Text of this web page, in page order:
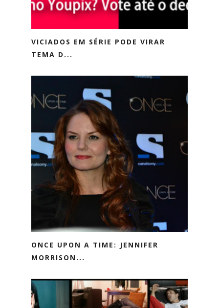
VICIADOS EM SÉRIE PODE VIRAR
TEMA D...
ONCE UPON A TIME: JENNIFER
MORRISON...